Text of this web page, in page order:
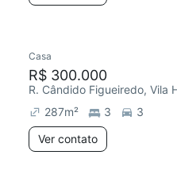
Casa
R$ 300.000
R. Cândido Figueiredo, Vila
287m² 3
3
Ver contato